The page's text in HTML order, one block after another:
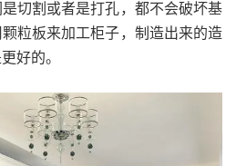
切割或者是打孔，都不会破坏基
粒板来加工柜子，制造出来的造
好的。